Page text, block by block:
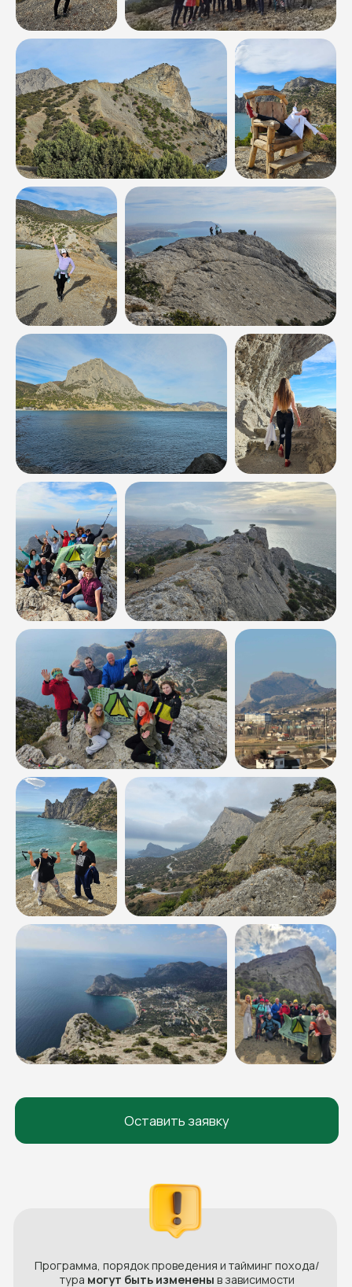
Оставить заявку
Программа, порядок проведения и тайминг похода/
турамогут быть измененыв зависимости
от погодных условий, пробок на дороге, опасности
для жизни и здоровья туристов, уровня подготовки
группы! Ваше участие в походе/туре означает
согласие выполнять указания инструктора
и соблюдатьнаши правила.
Наши туры
Расписание Все туры
Многодневные
Однодневные
Термальные источники
Рафтинг
Кросс-походы
Походы с палатками
Конные туры
Джип-туры
Снаряжение для похода
Правила походов
Подарочные сертификаты
Частые вопросы
Документы
Турист Кубани Турист РФ
Туристам
Корпоративные
Крым
Калмыкия
Ингушетия
Домбай
Дигория
Дагестан
Безенги
Общий Праздничные
Календарь
Байкал
Архыз
Адыгея
Абхазия
Контакты Вакансии
Краснодарский край
КБР
КЧР
Приэльбрусье
Северная Осетия
Чечня
Ставропольский край
Направления
Блог
Согласие на обработку персональных данных